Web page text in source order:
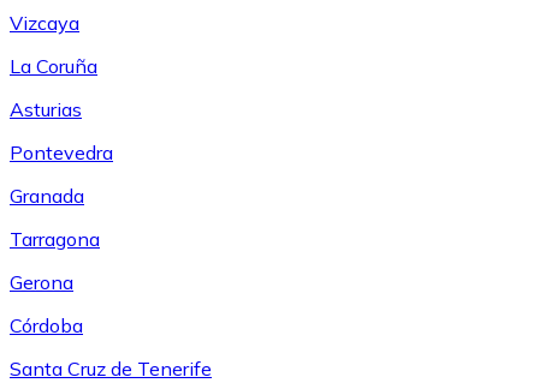
Vizcaya
La Coruña
Asturias
Pontevedra
Granada
Tarragona
Gerona
Córdoba
Santa Cruz de Tenerife